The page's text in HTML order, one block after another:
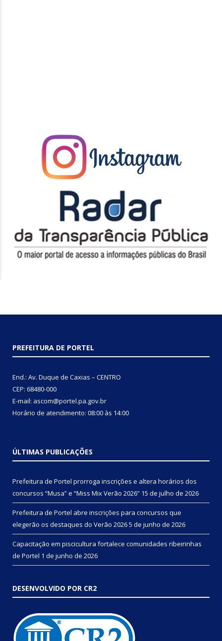
PREFEITURA DE PORTEL
End.: Av. Duque de Caxias – CENTRO
CEP: 68480-000
E-mail: ascom@portel.pa.gov.br
Horário de atendimento: 08:00 às 14:00
ÚLTIMAS PUBLICAÇÕES
Prefeitura de Portel prorroga inscrições e altera horários dos
concursos “Musa” e “Miss Mix Verão 2026” 15 de julho de 2026
Prefeitura de Portel abre inscrições para concursos que
elegerão os destaques do Verão 20265 de junho de 2026
Capacitação em piscicultura fortalece comunidades ribeirinhas
de Portel 1 de junho de 2026
DESENVOLVIDO POR CR2